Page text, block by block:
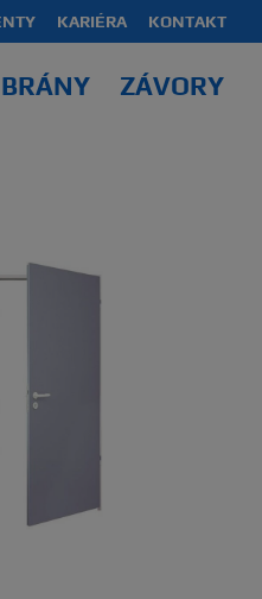
KARIÉRA KONTAKT
ZÁVORY